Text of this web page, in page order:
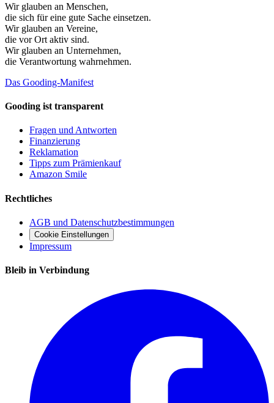
Wir glauben an Menschen,
die sich für eine gute Sache einsetzen.
Wir glauben an Vereine,
die vor Ort aktiv sind.
Wir glauben an Unternehmen,
die Verantwortung wahrnehmen.
Das Gooding-Manifest
Gooding ist transparent
Fragen und Antworten
Finanzierung
Reklamation
Tipps zum Prämienkauf
Amazon Smile
Rechtliches
AGB und Datenschutzbestimmungen
Cookie Einstellungen
Impressum
Bleib in Verbindung